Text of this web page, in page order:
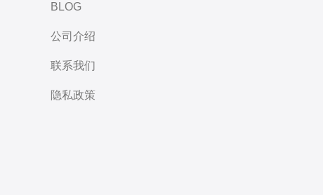
BLOG
公司介绍
联系我们
隐私政策